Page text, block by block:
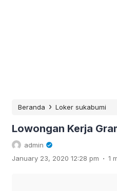
Beranda › Loker sukabumi
Lowongan Kerja
admin
January 23, 2020 12:28 pm . 1